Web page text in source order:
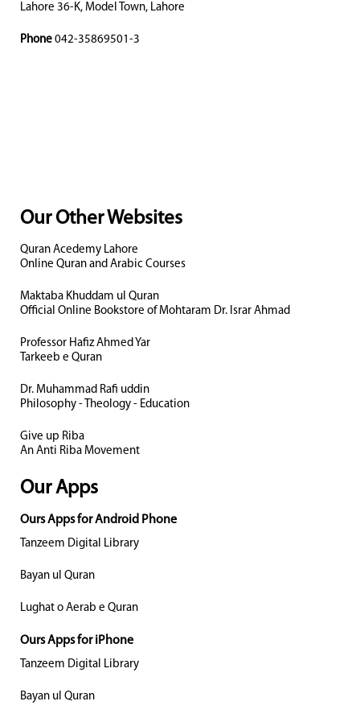
Lahore 36-K, Model Town, Lahore
Phone 042-35869501-3
Our Other Websites
Quran Acedemy Lahore
Online Quran and Arabic Courses
Maktaba Khuddam ul Quran
Official Online Bookstore of Mohtaram Dr. Israr Ahmad
Professor Hafiz Ahmed Yar
Tarkeeb e Quran
Dr. Muhammad Rafi uddin
Philosophy - Theology - Education
Give up Riba
An Anti Riba Movement
Our Apps
Ours Apps for Android Phone
Tanzeem Digital Library
Bayan ul Quran
Lughat o Aerab e Quran
Ours Apps for iPhone
Tanzeem Digital Library
Bayan ul Quran